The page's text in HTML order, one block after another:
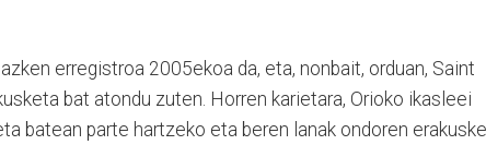
erregistroa 2005ekoa da, eta, nonbait, orduan, Saint
bat atondu zuten. Horren karietara, Orioko ikasleei
batean parte hartzeko eta beren lanak ondoren